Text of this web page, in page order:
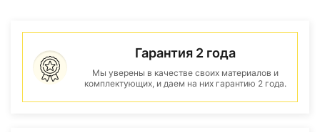
Гарантия 2 года
Мы уверены в качестве своих материалов и
комплектующих, и даем на них гарантию 2 года.